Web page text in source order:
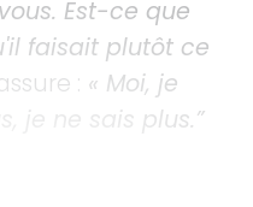
Est-ce que
faisait plutôt ce
: « Moi, je
je ne sais plus.”